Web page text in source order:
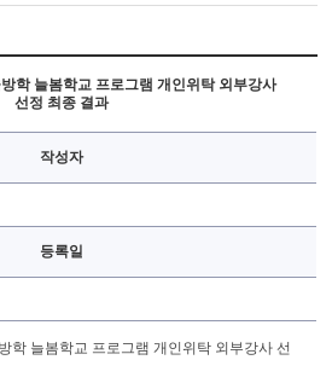
학 늘봄학교 프로그램 개인위탁 외부강사
선정 최종 결과
작성자
등록일
학 늘봄학교 프로그램 개인위탁 외부강사 선